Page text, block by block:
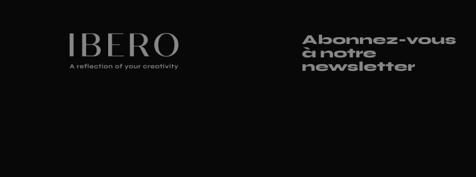
Abonnez-vous
à notre
newsletter